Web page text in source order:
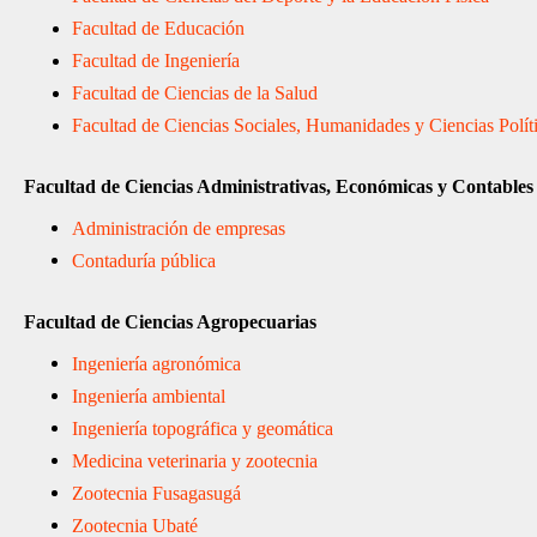
Facultad de Educación
Facultad de Ingeniería
Facultad de Ciencias de la Salud
Facultad de Ciencias Sociales, Humanidades y Ciencias
Facultad de Ciencias Administrativas, Económicas y Contables
Administración de empresas
Contaduría pública
Facultad de Ciencias Agropecuarias
Ingeniería agronómica
Ingeniería ambiental
Ingeniería topográfica y geomática
Medicina veterinaria y zootecnia
Zootecnia Fusagasugá
Zootecnia Ubaté